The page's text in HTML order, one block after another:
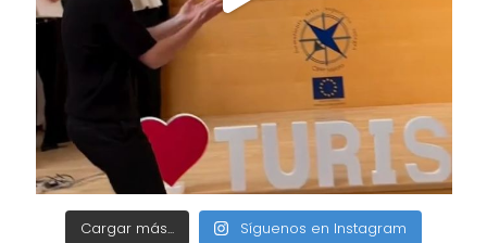
Cargar más... Síguenos en Instagram